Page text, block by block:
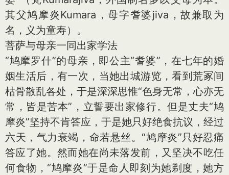
其父鸠摩炎Kumara，母字耆婆jiva，故兼取为
名，义为童寿）。
菩萨与母亲一同出家学法
“鸠摩罗什”的母亲，即公主“耆婆”，在七年的婚
姻生活后，有一次，当她出城游览，看到荒冢间
枯骨散乱各处，于是深深思惟“色身无常，心亦无
常，皆是苦本”，立誓要出家修行。但是丈夫“鸠
摩炎”坚持不肯答应，于是她只好绝食抗议，经过
六天，气力衰竭，命若悬丝。“鸠摩炎”只好忍痛
答应了她。然而她在尚未落发前，又坚决不吃任
何食物，“鸠摩炎”于是命人即刻为她剃度，她方